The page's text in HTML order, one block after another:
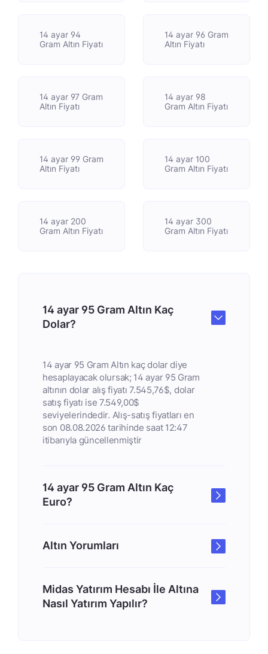
14 ayar 94
Gram Altın Fiyatı
14 ayar 96 Gram
Altın Fiyatı
14 ayar 97 Gram
Altın Fiyatı
14 ayar 98
Gram Altın Fiyatı
14 ayar 99 Gram
Altın Fiyatı
14 ayar 100
Gram Altın Fiyatı
14 ayar 200
Gram Altın Fiyatı
14 ayar 300
Gram Altın Fiyatı
14 ayar 95 Gram Altın Kaç
Dolar?
14 ayar 95 Gram Altın kaç dolar diye
hesaplayacak olursak; 14 ayar 95 Gram
altının dolar alış fiyatı 7.545,76$, dolar
satış fiyatı ise 7.549,00$
seviyelerindedir. Alış-satış fiyatları en
son 08.08.2026 tarihinde saat 12:47
itibarıyla güncellenmiştir
14 ayar 95 Gram Altın Kaç
Euro?
Altın Yorumları
Midas Yatırım Hesabı İle Altına
Nasıl Yatırım Yapılır?